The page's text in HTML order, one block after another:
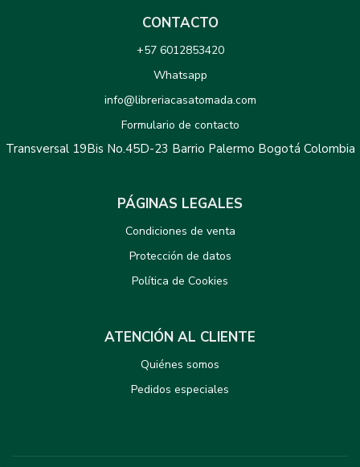
CONTACTO
+57 6012853420
Whatsapp
info@libreriacasatomada.com
Formulario de contacto
Transversal 19Bis No.45D-23 Barrio Palermo Bogotá Colombia
PÁGINAS LEGALES
Condiciones de venta
Protección de datos
Política de Cookies
ATENCIÓN AL CLIENTE
Quiénes somos
Pedidos especiales